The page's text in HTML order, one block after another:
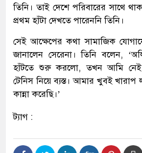
তিনি। তাই দেশে পরিবারের সাথে
প্রথম হাঁটা দেখতে পারেননি তিনি।
সেই আক্ষেপের কথা সামাজিক
জানালেন সেরেনা। তিনি বলেন,
হাঁটতে শুরু করলো, তখন আমি নেই
টেনিস নিয়ে ব্যস্ত। আমার খুবই
কান্না করেছি।’
ট্যাগ :